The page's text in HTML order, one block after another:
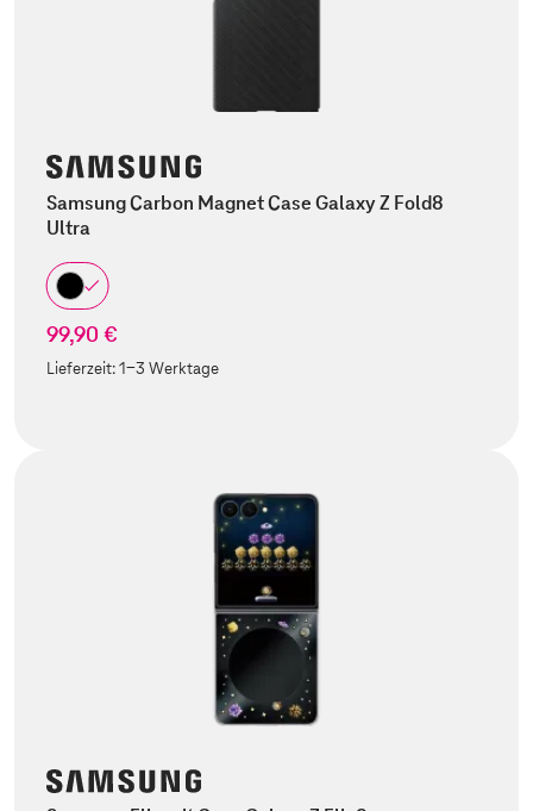
Samsung Carbon Magnet Case Galaxy Z Fold8
Ultra
99,90 €
Lieferzeit:1-3 Werktage